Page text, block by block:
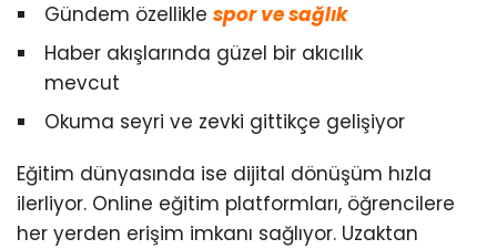
Gündem özellikle spor ve sağlık
Haber akışlarında güzel bir akıcılık
mevcut
Okuma seyri ve zevki gittikçe gelişiyor
Eğitim dünyasında ise dijital dönüşüm hızla
ilerliyor. Online eğitim platformları, öğrencilere
her yerden erişim imkanı sağlıyor. Uzaktan